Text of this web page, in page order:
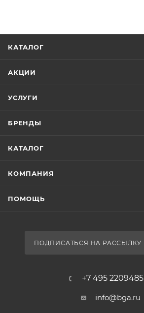
КАТАЛОГ
АКЦИИ
УСЛУГИ
БРЕНДЫ
КАТАЛОГ
КОМПАНИЯ
ПОМОЩЬ
ПОДПИСАТЬСЯ НА РАССЫЛКУ
+7 495 2209485
info@bga.ru